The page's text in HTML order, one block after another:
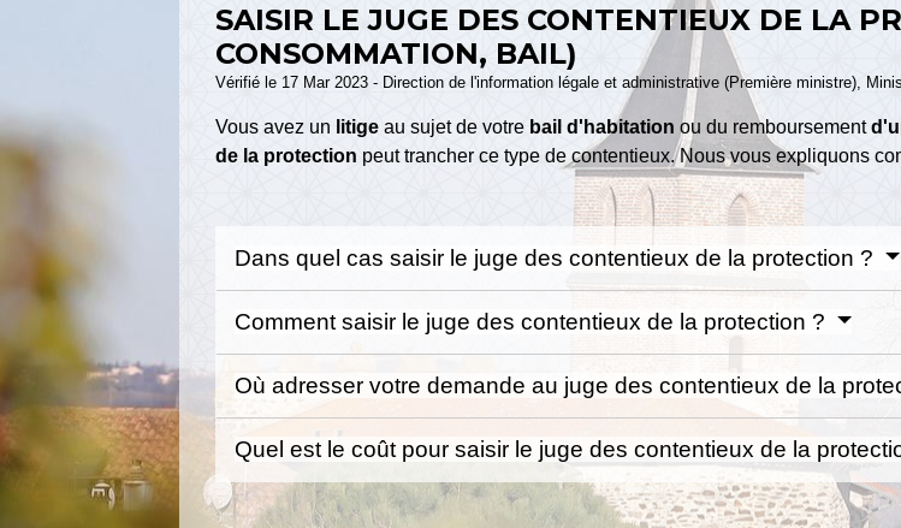
SAISIR LE JUGE DES CONTENTIEUX DE LA
CONSOMMATION, BAIL)
Vérifié le 17 Mar 2023 - Direction de l'information légale et administrative (Première ministre),
Vous avez un litige au sujet de votre bail d'habitation ou du remboursement
de la protection peut trancher ce type de contentieux. Nous vous expliquons
Dans quel cas saisir le juge des contentieux de la protection ?
Comment saisir le juge des contentieux de la protection ?
Où adresser votre demande au juge des contentieux de la
Quel est le coût pour saisir le juge des contentieux de la